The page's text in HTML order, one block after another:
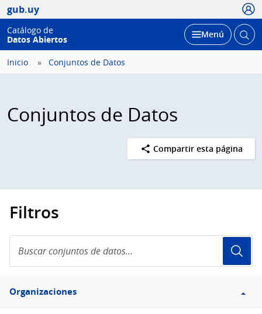
gub.uy
Catálogo de
Datos Abiertos
Desplegar
Menú Abrir
Inicio Conjuntos de Datos
Conjuntos de Datos
Compartir esta página
Filtros
conjuntos
de
Filtro
Organizaciones
Organizaciones